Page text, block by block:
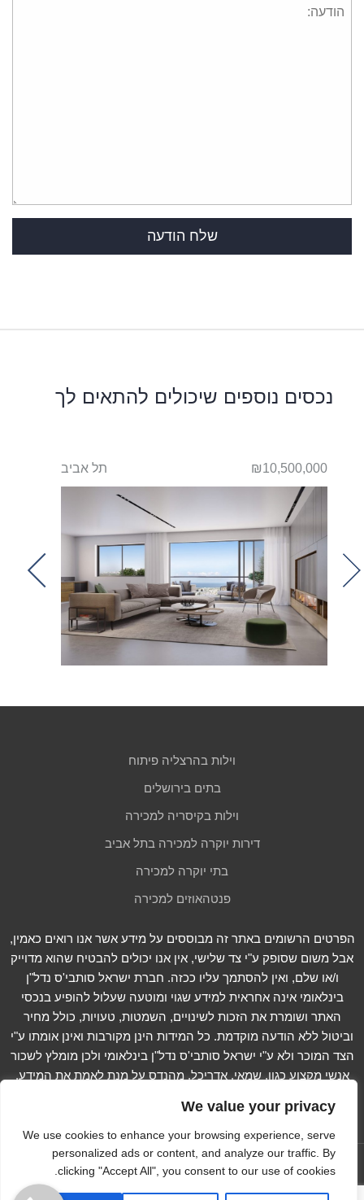
We value your privacy
We use cookies to enhance your browsing experience, serve
personalized ads or content, and analyze our traffic. By
clicking "Accept All", you consent to our use of cookies.
נכסים נוספים שיכולים להתאים לך
₪10,500,000 תל אביב
וילות בהרצליה פיתוח
בתים בירושלים
וילות בקיסריה למכירה
דירות יוקרה למכירה בתל אביב
בתי יוקרה למכירה
פנטהאוזים למכירה
הפרטים הרשומים באתר זה מבוססים על מידע אשר אנו רואים כאמין,
אבל משום שסופק ע"י צד שלישי, אין אנו יכולים להבטיח שהוא מדוייק
ו/או שלם, ואין להסתמך עליו ככזה. חברת ישראל סותבי'ס נדל"ן
בינלאומי אינה אחראית למידע שגוי ומוטעה שעלול להופיע בנכסי
האתר ושומרת את הזכות לשינויים, השמטות, טעויות, כולל מחיר
וביטול ללא הודעה מוקדמת. כל המידות הינן מקורבות ואינן אומתו ע"י
הצד המוכר ולא ע"י ישראל סותבי'ס נדל"ן בינלאומי ולכן מומלץ לשכור
אנשי מקצוע כגון, שמאי, אדריכל, מהנדס על מנת לאמת את המידע.
קרא עוד...
עקוב אחרינו ב -
Copyright © 2012-2023 Israel Sotheby's International